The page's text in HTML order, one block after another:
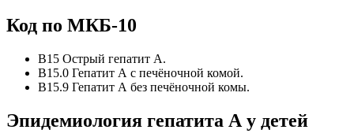
Код по МКБ-10
В15 Острый гепатит А.
В15.0 Гепатит А с печёночной комой.
В15.9 Гепатит А без печёночной комы.
Эпидемиология гепатита А у детей